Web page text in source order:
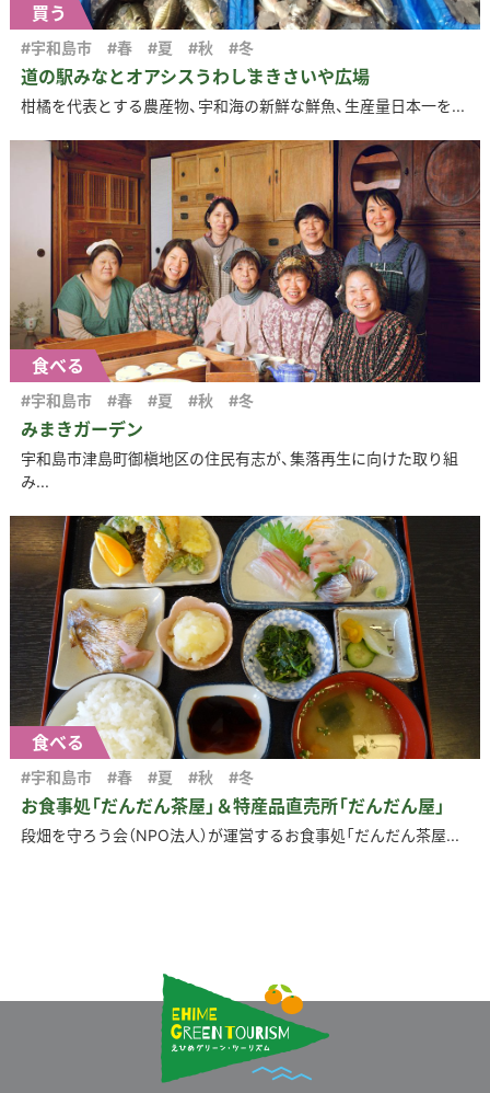
買う
道の駅みなとオアシスうわじまきさいや広場
#宇和島市 #春 #夏 #秋 #冬
柑橘を代表とする農産物、宇和海の新鮮な鮮魚、生産量日本一を...
食べる
みまきガーデン
#宇和島市 #春 #夏 #秋 #冬
宇和島市津島町御槇地区の住民有志が、集落再生に向けた取り組
み...
食べる
お食事処「だんだん茶屋」＆特産品直売所「だんだん屋」
#宇和島市 #春 #夏 #秋 #冬
段畑を守ろう会（NPO法人）が運営するお食事処「だんだん茶屋...